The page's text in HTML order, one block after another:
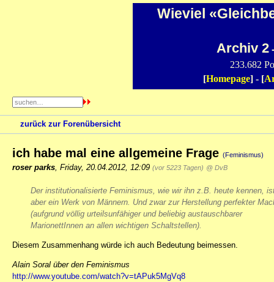
Wieviel
Archiv 2
233.682
[Homepage] - [
zurück zur Forenübersicht
ich habe mal eine allgemeine Frage (Feminismus)
roser parks Friday, 20.04.2012, 12:09 (vor 5223 Tagen) @ DvB
Der institutionalisierte Feminismus, wie wir ihn z.B. heute kennen,
aber ein Werk von Männern. Und zwar zur Herstellung perfekter
(aufgrund völlig urteilsunfähiger und beliebig austauschbarer
MarionettInnen an allen wichtigen Schaltstellen).
Diesem Zusammenhang würde ich auch Bedeutung beimessen.
Alain Soral über den Feminismus
http://www.youtube.com/watch?v=tAPuk5MgVq8